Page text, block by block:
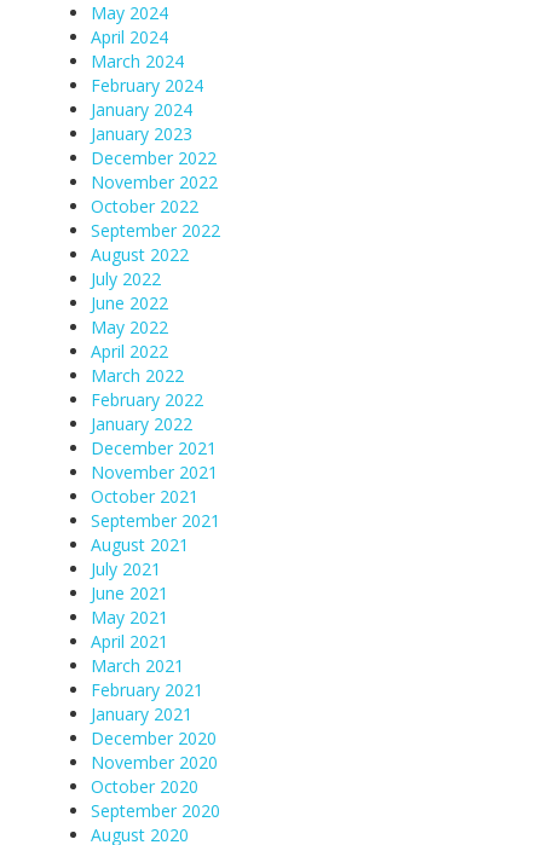
May 2024
April 2024
March 2024
February 2024
January 2024
January 2023
December 2022
November 2022
October 2022
September 2022
August 2022
July 2022
June 2022
May 2022
April 2022
March 2022
February 2022
January 2022
December 2021
November 2021
October 2021
September 2021
August 2021
July 2021
June 2021
May 2021
April 2021
March 2021
February 2021
January 2021
December 2020
November 2020
October 2020
September 2020
August 2020